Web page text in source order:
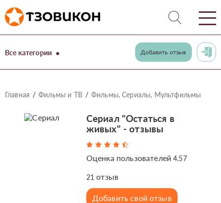
Все категории Добавить отзыв
Главная Фильмы и ТВ Фильмы, Сериалы, Мультфильмы
Сериал "Остаться в
живых" - отзывы
Оценка пользователей4.57
21 отзыв
Добавить свой отзыв